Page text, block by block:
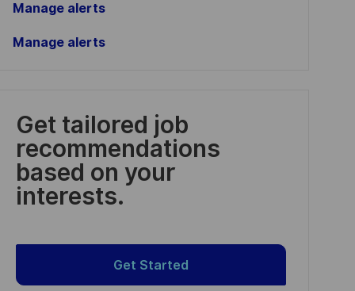
Manage alerts
Manage alerts
Get tailored job
recommendations
based on your
interests.
Get Started